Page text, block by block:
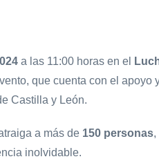
a las 11:00 horas en el
que cuenta con el apoyo
Castilla y León.
a más de 150 personas,
inolvidable.